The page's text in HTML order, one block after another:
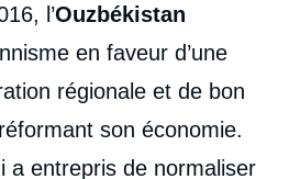
l’Ouzbékistan
en faveur d’une
régionale et de bon
son économie.
a entrepris de normaliser